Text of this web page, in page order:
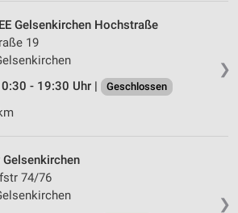
❯
Gelsenkirchen Hochstraße
19
- 19:30 Uhr |
Geschlossen
❯
Gelsenkirchen
74/76